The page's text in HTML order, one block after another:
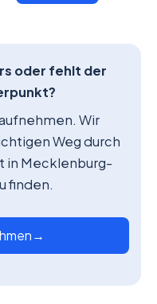
oder fehlt der
Wir
Weg durch
in Mecklenburg-
finden.
→